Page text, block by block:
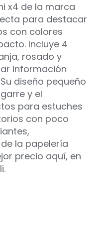
x4 de la marca
para destacar
con colores
Incluye 4
rosado y
información
diseño pequeño
y el
para estuches
con poco
la papelería
precio aquí, en